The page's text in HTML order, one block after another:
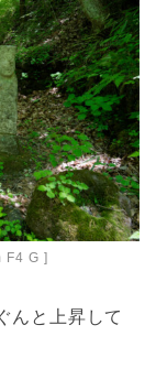
F4 G ]
んと上昇して